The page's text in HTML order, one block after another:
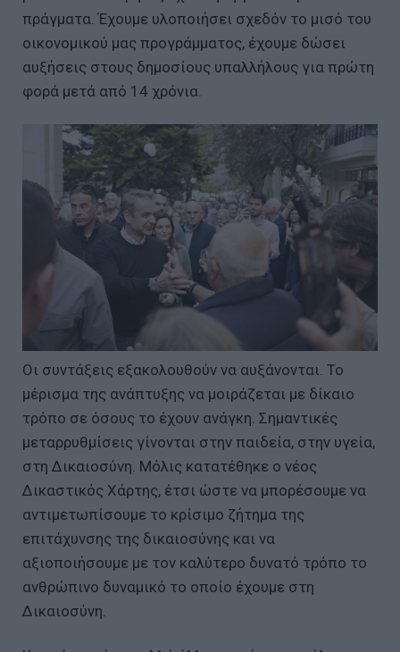
πράγματα. Έχουμε υλοποιήσει σχεδόν το μισό του
οικονομικού μας προγράμματος, έχουμε δώσει
αυξήσεις στους δημοσίους υπαλλήλους για πρώτη
φορά μετά από 14 χρόνια.
Οι συντάξεις εξακολουθούν να αυξάνονται. Το
μέρισμα της ανάπτυξης να μοιράζεται με δίκαιο
τρόπο σε όσους το έχουν ανάγκη. Σημαντικές
μεταρρυθμίσεις γίνονται στην παιδεία, στην υγεία,
στη Δικαιοσύνη. Μόλις κατατέθηκε ο νέος
Δικαστικός Χάρτης, έτσι ώστε να μπορέσουμε να
αντιμετωπίσουμε το κρίσιμο ζήτημα της
επιτάχυνσης της δικαιοσύνης και να
αξιοποιήσουμε με τον καλύτερο δυνατό τρόπο το
ανθρώπινο δυναμικό το οποίο έχουμε στη
Δικαιοσύνη.